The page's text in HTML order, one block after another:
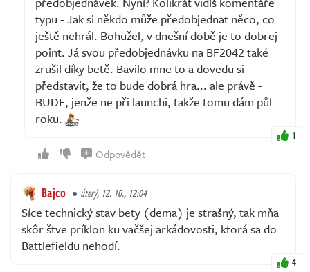
typu - Jak si někdo může předobjednat něco, co
ještě nehrál. Bohužel, v dnešní době je to dobrej
point. Já svou předobjednávku na BF2042 také
zrušil díky betě. Bavilo mne to a dovedu si
představit, že to bude dobrá hra... ale právě -
BUDE, jenže ne při launchi, takže tomu dám půl
roku.
1
Odpovědět
Bajco úterý, 12. 10., 12:04
Síce technický stav bety (dema) je strašný, tak mňa
skôr štve príklon ku vačšej arkádovosti, ktorá sa do
Battlefieldu nehodí.
4